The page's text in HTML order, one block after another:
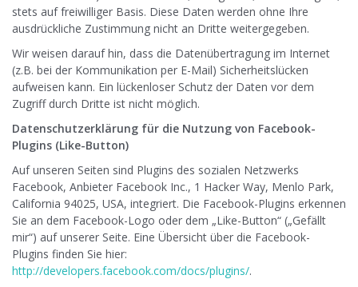
stets auf freiwilliger Basis. Diese Daten werden ohne Ihre
ausdrückliche Zustimmung nicht an Dritte weitergegeben.
Wir weisen darauf hin, dass die Datenübertragung im Internet
(z.B. bei der Kommunikation per E-Mail) Sicherheitslücken
aufweisen kann. Ein lückenloser Schutz der Daten vor dem
Zugriff durch Dritte ist nicht möglich.
Datenschutzerklärung für die Nutzung von Facebook-
Plugins (Like-Button)
Auf unseren Seiten sind Plugins des sozialen Netzwerks
Facebook, Anbieter Facebook Inc., 1 Hacker Way, Menlo Park,
California 94025, USA, integriert. Die Facebook-Plugins erkennen
Sie an dem Facebook-Logo oder dem „Like-Button“ („Gefällt
mir“) auf unserer Seite. Eine Übersicht über die Facebook-
Plugins finden Sie hier:
http://developers.facebook.com/docs/plugins/.